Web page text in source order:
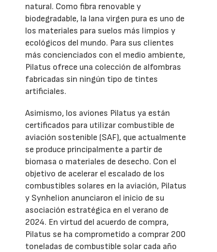
natural. Como fibra renovable y
biodegradable, la lana virgen pura es uno de
los materiales para suelos más limpios y
ecológicos del mundo. Para sus clientes
más concienciados con el medio ambiente,
Pilatus ofrece una colección de alfombras
fabricadas sin ningún tipo de tintes
artificiales.
Asimismo, los aviones Pilatus ya están
certificados para utilizar combustible de
aviación sostenible (SAF), que actualmente
se produce principalmente a partir de
biomasa o materiales de desecho. Con el
objetivo de acelerar el escalado de los
combustibles solares en la aviación, Pilatus
y Synhelion anunciaron el inicio de su
asociación estratégica en el verano de
2024. En virtud del acuerdo de compra,
Pilatus se ha comprometido a comprar 200
toneladas de combustible solar cada año